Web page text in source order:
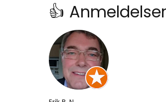
👍